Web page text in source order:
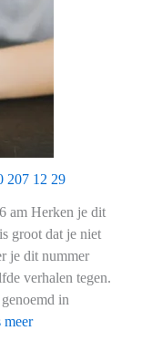
207 12 29
am Herken je dit
groot dat je niet
je dit nummer
verhalen tegen.
in
meer: